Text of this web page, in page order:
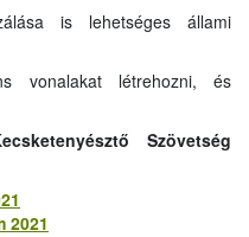
is lehetséges állami
vonalakat létrehozni, és
Szövetség
2021